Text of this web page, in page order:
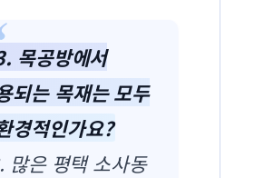
목공방에서
되는 목재는 모두
경적인가요?
많은 평택 소사동